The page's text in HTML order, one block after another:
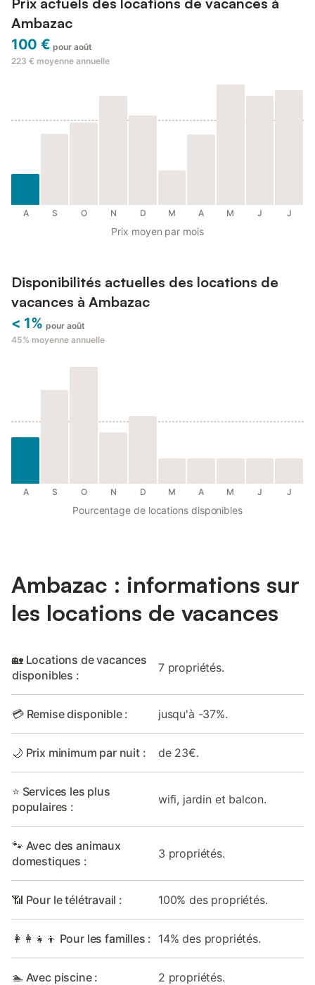
Ambazac
100 € pour août
223 € moyenne annuelle
A S O N D M A M J J
Prix moyen par mois
Disponibilités actuelles des locations de
vacances à Ambazac
< 1% pour août
45% moyenne annuelle
A S O N D M A M J J
Pourcentage de locations disponibles
Ambazac : informations sur
les locations de vacances
🏡 Locations de vacances
disponibles :
7 propriétés.
💳 Remise disponible : jusqu'à -37%.
🌙 Prix minimum par nuit : de 23€.
⭐ Services les plus
populaires :
wifi, jardin et balcon.
🐾 Avec des animaux
domestiques :
3 propriétés.
📶 Pour le télétravail : 100% des propriétés.
👩‍👩‍👧‍👦 Pour les familles : 14% des propriétés.
🏊 Avec piscine : 2 propriétés.